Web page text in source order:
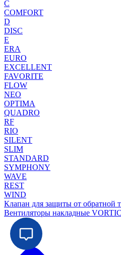
C
COMFORT
D
DISC
E
ERA
EURO
EXCELLENT
FAVORITE
FLOW
NEO
OPTIMA
QUADRO
RF
RIO
SILENT
SLIM
STANDARD
SYMPHONY
WAVE
REST
WIND
Клапан для защиты от обратной
Вентиляторы накладные